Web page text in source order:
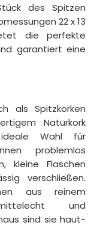
des Spitzen
22 x 13
die perfekte
garantiert eine
als Spitzkorken
Naturkork
Wahl für
problemlos
kleine Flaschen
verschließen.
aus reinem
und
sind sie haut-